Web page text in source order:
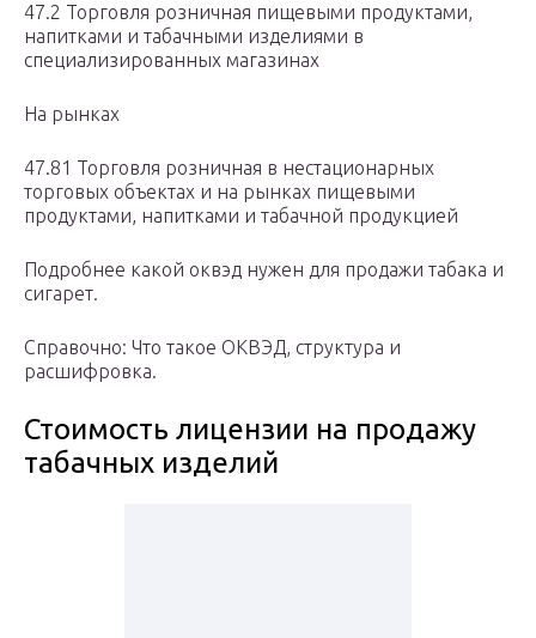
47.2 Торговля розничная пищевыми продуктами,
напитками и табачными изделиями в
специализированных магазинах
На рынках
47.81 Торговля розничная в нестационарных
торговых объектах и на рынках пищевыми
продуктами, напитками и табачной продукцией
Подробнее какой оквэд нужен для продажи табака и
сигарет.
Справочно: Что такое ОКВЭД, структура и
расшифровка.
Стоимость лицензии на продажу
табачных изделий